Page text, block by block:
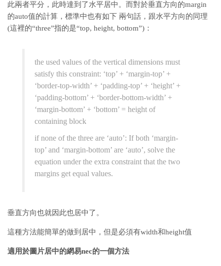
此兩者平分，此時達到了水平居中。而對於垂直方向的margin
的auto值的計算，標準中也有如下 兩句話，跟水平方向的同理
(這裡的“three”指的是“top, height, bottom”)：
the used values of the vertical dimensions must
satisfy this constraint: ‘top’ + ‘margin-top’ +
‘border-top-width’ + ‘padding-top’ + ‘height’ +
‘padding-bottom’ + ‘border-bottom-width’ +
‘margin-bottom’ + ‘bottom’ = height of
containing block
if none of the three are ‘auto’: If both ‘margin-
top’ and ‘margin-bottom’ are ‘auto’, solve the
equation under the extra constraint that the two
margins get equal values.
垂直方向也就因此也居中了。
這種方法能簡單的做到居中，但是必須有width和height值
適用於圖片居中的網易nec的一個方法